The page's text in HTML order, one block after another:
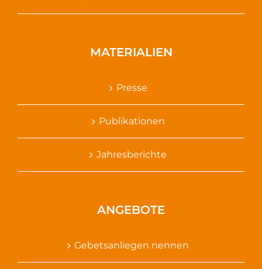
MATERIALIEN
Presse
Publikationen
Jahresberichte
ANGEBOTE
Gebetsanliegen nennen